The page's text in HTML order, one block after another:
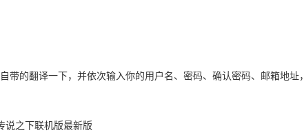
的翻译一下，并依次输入你的用户名、密码、确认密码、邮箱地址，